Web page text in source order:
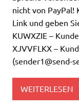
nicht von PayPal!
Link und geben
KUWXZIE –
XJVVFLKX –
(sender1@send-
WEITERLESEN